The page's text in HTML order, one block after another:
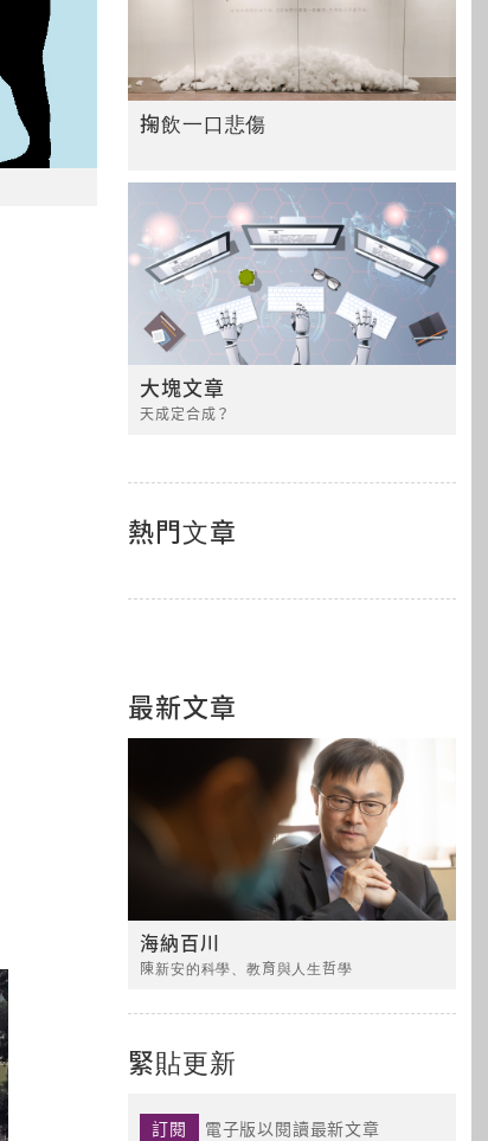
掬飲一口悲傷
大塊文章
天成定合成？
熱門文章
最新文章
海納百川
陳新安的科學、教育與人生哲學
緊貼更新
訂閱 電子版以閱讀最新文章